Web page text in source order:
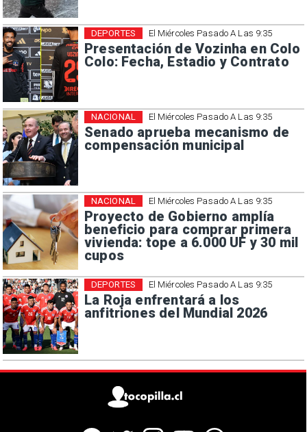
El Miércoles Pasado A Las 9:35
Presentación de Vozinha en Colo
Colo: Fecha, Estadio y Contrato
DEPORTES
El Miércoles Pasado A Las 9:35
Senado aprueba mecanismo de
compensación municipal
NACIONAL
El Miércoles Pasado A Las 9:35
Proyecto de Gobierno amplía
beneficio para comprar primera
vivienda: tope a 6.000 UF y 30 mil
cupos
NACIONAL
El Miércoles Pasado A Las 9:35
La Roja enfrentará a los
anfitriones del Mundial 2026
DEPORTES